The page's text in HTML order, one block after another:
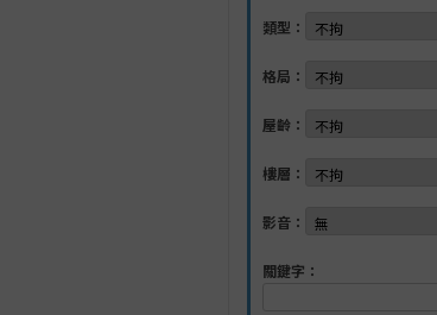
類型：
格局：
屋齡：
樓層：
影音：
關鍵字：